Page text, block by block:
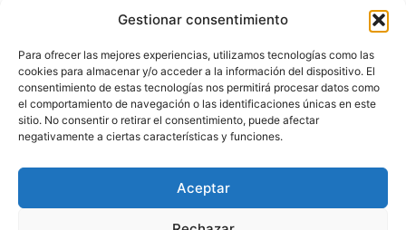
Gestionar consentimiento
Para ofrecer las mejores experiencias, utilizamos tecnologías como las
cookies para almacenar y/o acceder a la información del dispositivo. El
consentimiento de estas tecnologías nos permitirá procesar datos como
el comportamiento de navegación o las identificaciones únicas en este
sitio. No consentir o retirar el consentimiento, puede afectar
negativamente a ciertas características y funciones.
Aceptar